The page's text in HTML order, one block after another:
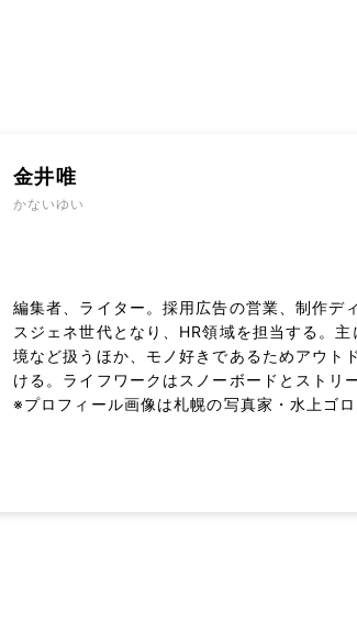
金井唯
かないゆい
編集者、ライター。採用広告の営業、制作デ
スジェネ世代となり、HR領域を担当する。
境など扱うほか、モノ好きであるためアウト
ける。ライフワークはスノーボードとストリ
※プロフィール画像は札幌の写真家・水上ゴ